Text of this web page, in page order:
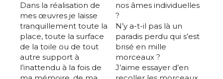
Dans la réalisation de
mes œuvres je laisse
tranquillement toute la
place, toute la surface
de la toile ou de tout
autre support à
l’inattendu à la fois de
nos âmes individuelles
?
N’y a-t-il pas là un
paradis perdu qui s’est
brisé en mille
morceaux ?
J’aime essayer d’en